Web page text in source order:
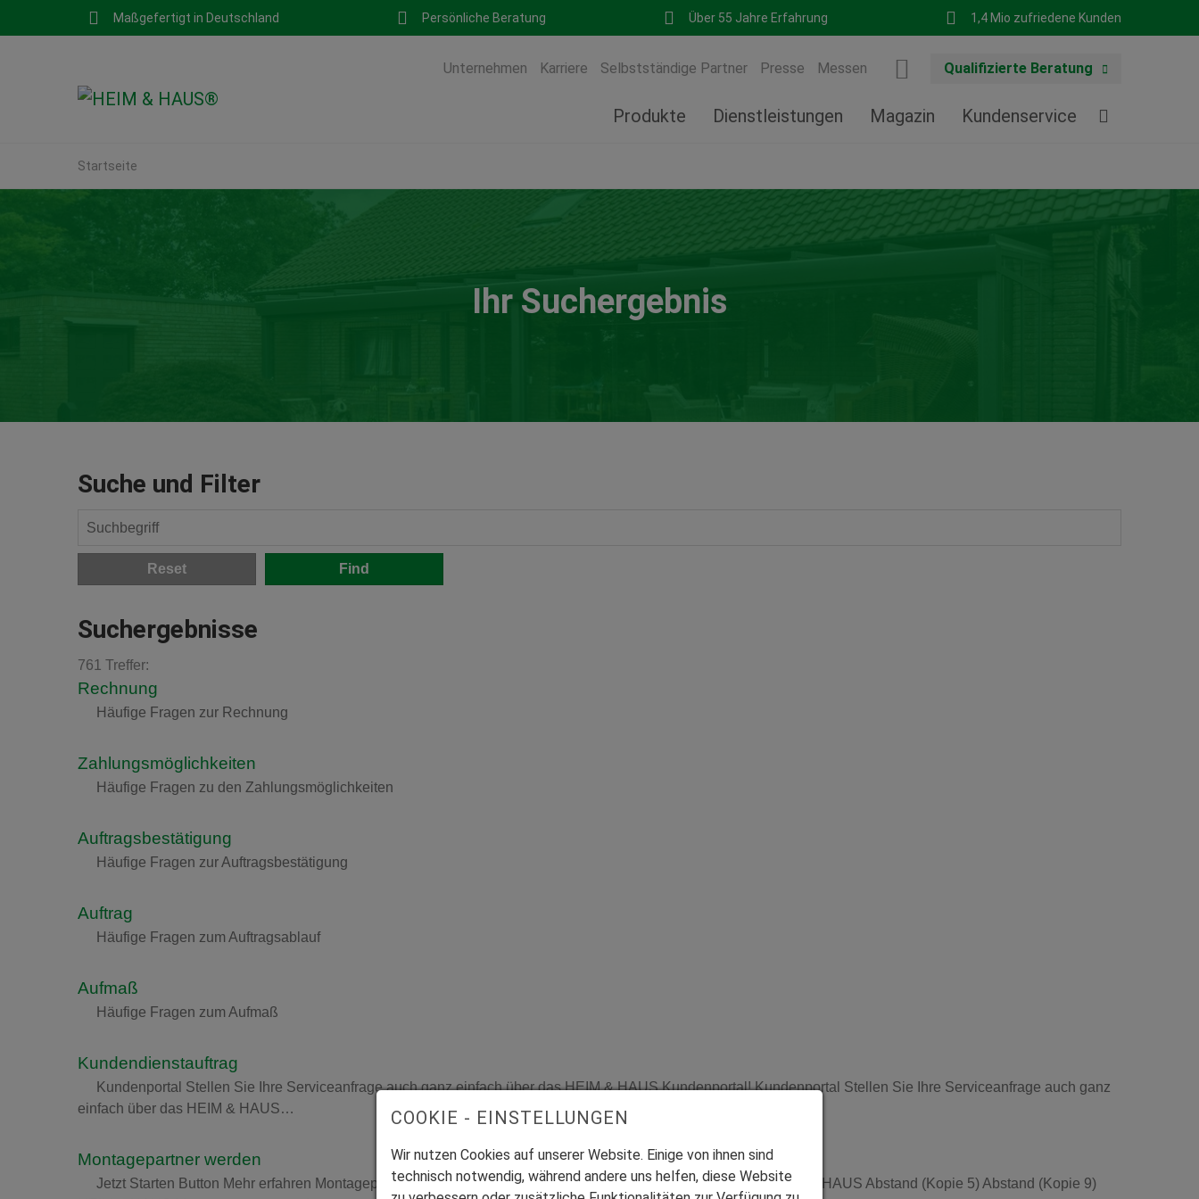
Maßgefertigt in Deutschland Persönliche Beratung Über 55 Jahre Erfahrung 1,4 Mio zufriedene Kunden
Unternehmen Karriere Selbstständige Partner Presse Messen Qualifizierte Beratung
Produkte Dienstleistungen Magazin Kundenservice
Startseite
Ihr Suchergebnis
Suche und Filter
Reset
Suchergebnisse
761 Treffer:
Rechnung
Häufige Fragen zur Rechnung
Zahlungsmöglichkeiten
Häufige Fragen zu den Zahlungsmöglichkeiten
Auftragsbestätigung
Häufige Fragen zur Auftragsbestätigung
Auftrag
Häufige Fragen zum Auftragsablauf
Aufmaß
Häufige Fragen zum Aufmaß
Kundendienstauftrag
Kundenportal Stellen Sie Ihre Serviceanfrage auch ganz einfach über das HEIM & HAUS Kundenportal! Kundenportal Stellen Sie Ihre Serviceanfrage auch ganz
einfach über das HEIM & HAUS…
Montagepartner werden
Jetzt Starten Button Mehr erfahren Montagepartner - Häufige Fragen Ihre Vorteile in einer Partnerschaft mit HEIM & HAUS Abstand (Kopie 5) Abstand (Kopie 9)
COOKIE - EINSTELLUNGEN
Wir nutzen Cookies auf unserer Website. Einige von ihnen sind
technisch notwendig, während andere uns helfen, diese Website